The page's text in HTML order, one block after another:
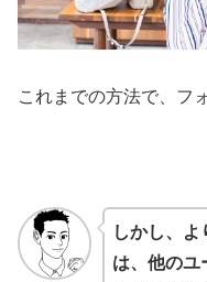
これまでの方法で、フ
しかし、
は、他のユ